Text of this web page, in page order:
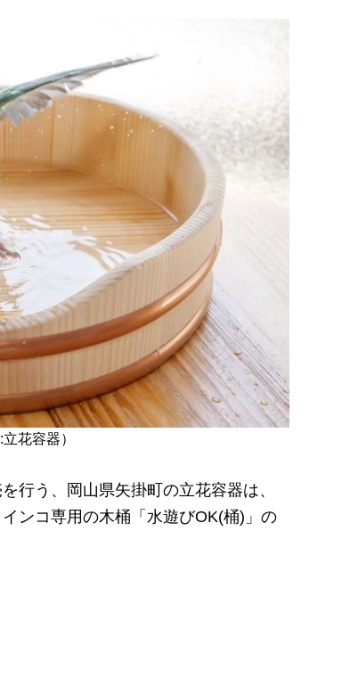
花容器）
行う、岡山県矢掛町の立花容器は、
ンコ専用の木桶「水遊びOK(桶)」の